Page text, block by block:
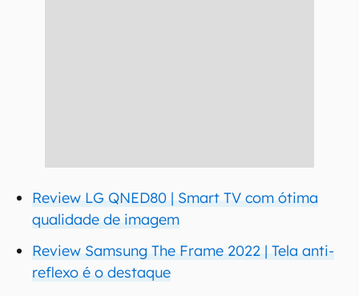
Review LG QNED80 | Smart TV com ótima
qualidade de imagem
Review Samsung The Frame 2022 | Tela anti-
reflexo é o destaque